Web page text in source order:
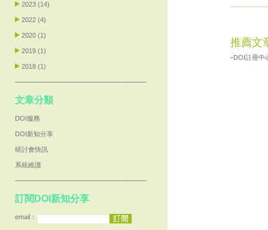
2023 (14)
2022 (4)
2020 (1)
2019 (1)
2018 (1)
文章分類
DOI服務
DOI新知分享
研討會快訊
系統維護
訂閱DOI新知分享
email：
推薦文
-DOI註冊中